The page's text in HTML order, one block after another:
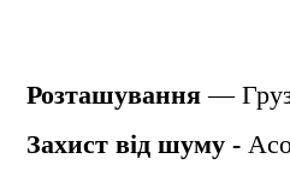
Розташування—
Захист від шуму -